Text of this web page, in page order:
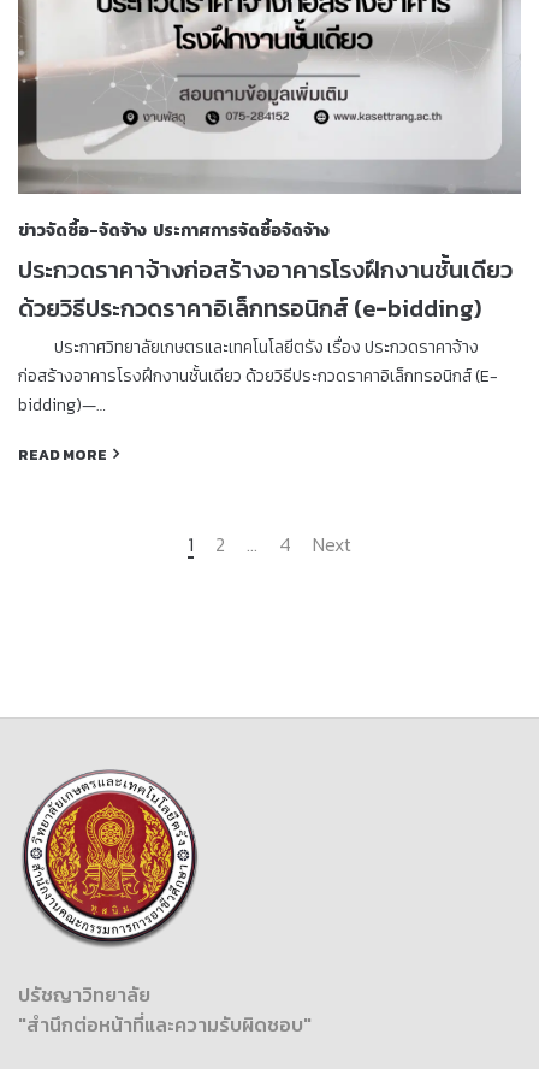
ข่าวจัดซื้อ-จัดจ้าง ประกาศการจัดซื้อจัดจ้าง
ประกวดราคาจ้างก่อสร้างอาคารโรงฝึกงานชั้นเดียว
ด้วยวิธีประกวดราคาอิเล็กทรอนิกส์ (e-bidding)
ประกาศวิทยาลัยเกษตรและเทคโนโลยีตรัง เรื่อง ประกวดราคาจ้าง
ก่อสร้างอาคารโรงฝึกงานชั้นเดียว ด้วยวิธีประกวดราคาอิเล็กทรอนิกส์ (E-
bidding)—…
READ MORE
1 2 … 4 Next
ปรัชญาวิทยาลัย
"สำนึกต่อหน้าที่และความรับผิดชอบ"